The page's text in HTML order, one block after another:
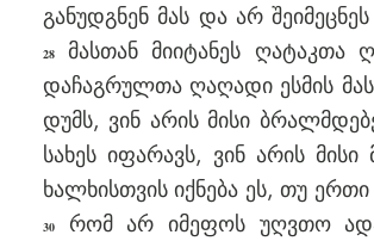
განუდგნენ მას და არ შეიმეცნეს
28მასთან მიიტანეს ღატაკთა
დაჩაგრულთა ღაღადი ესმის
დუმს, ვინ არის მისი
სახეს იფარავს, ვინ არის
ხალხისთვის იქნება ეს, თუ ერთი
30რომ არ იმეფოს უღვთო